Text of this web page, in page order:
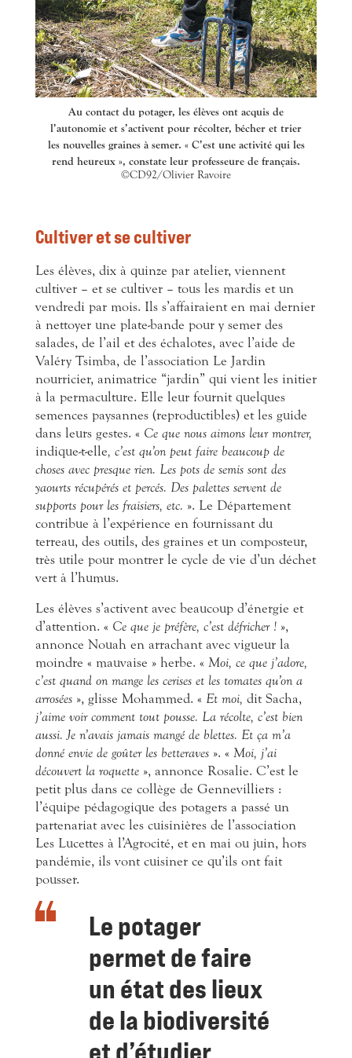
Au contact du potager, les élèves ont acquis de
l’autonomie et s’activent pour récolter, bécher et trier
les nouvelles graines à semer. « C’est une activité qui les
rend heureux », constate leur professeure de français.
©CD92/Olivier Ravoire
Cultiver et se cultiver
Les élèves, dix à quinze par atelier, viennent
cultiver – et se cultiver – tous les mardis et un
vendredi par mois. Ils s’affairaient en mai dernier
à nettoyer une plate-bande pour y semer des
salades, de l’ail et des échalotes, avec l’aide de
Valéry Tsimba, de l’association Le Jardin
nourricier, animatrice “jardin” qui vient les initier
à la permaculture. Elle leur fournit quelques
semences paysannes (reproductibles) et les guide
dans leurs gestes. « Ce que nous aimons leur montrer,
indique-t-elle, c’est qu’on peut faire beaucoup de
choses avec presque rien. Les pots de semis sont des
yaourts récupérés et percés. Des palettes servent de
supports pour les fraisiers, etc. ». Le Département
contribue à l’expérience en fournissant du
terreau, des outils, des graines et un composteur,
très utile pour montrer le cycle de vie d’un déchet
vert à l’humus.
Les élèves s’activent avec beaucoup d’énergie et
d’attention. « Ce que je préfère, c’est défricher ! »,
annonce Nouah en arrachant avec vigueur la
moindre « mauvaise » herbe. « Moi, ce que j’adore,
c’est quand on mange les cerises et les tomates qu’on a
arrosées », glisse Mohammed. « Et moi, dit Sacha,
j’aime voir comment tout pousse. La récolte, c’est bien
aussi. Je n’avais jamais mangé de blettes. Et ça m’a
donné envie de goûter les betteraves ». « Moi, j’ai
découvert la roquette », annonce Rosalie. C’est le
petit plus dans ce collège de Gennevilliers :
l’équipe pédagogique des potagers a passé un
partenariat avec les cuisinières de l’association
Les Lucettes à l’Agrocité, et en mai ou juin, hors
pandémie, ils vont cuisiner ce qu’ils ont fait
pousser.
Le potager
permet de faire
un état des lieux
de la biodiversité
et d’étudier